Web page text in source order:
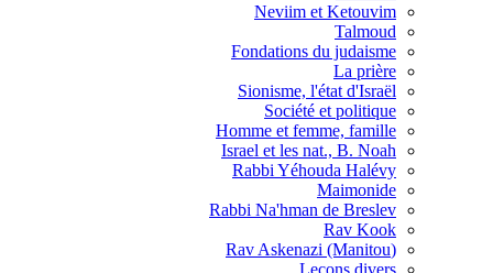
Neviim et Ketouvim
Talmoud
Fondations du judaisme
La prière
Sionisme, l'état d'Israël
Société et politique
Homme et femme, famille
Israel et les nat., B. Noah
Rabbi Yéhouda Halévy
Maimonide
Rabbi Na'hman de Breslev
Rav Kook
(Rav Askenazi (Manitou